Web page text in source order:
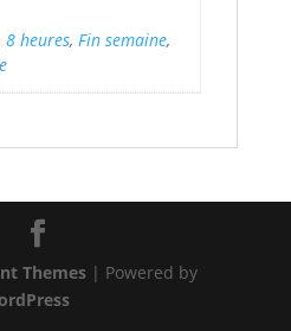
8 heures, Fin semaine,
Themes| Powered by